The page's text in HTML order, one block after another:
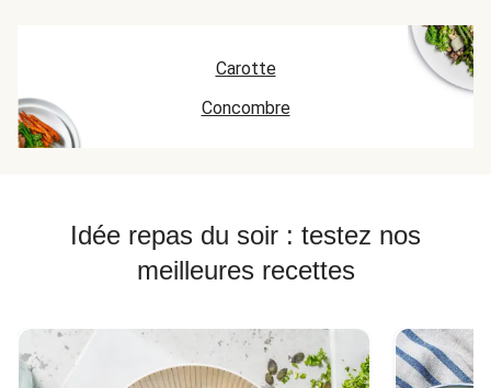
Carotte
Concombre
Idée repas du soir : testez nos
meilleures recettes